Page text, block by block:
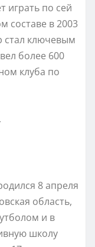
играть по сей
составе в 2003
стал ключевым
более 600
клуба по
8 апреля
область,
и в
школу